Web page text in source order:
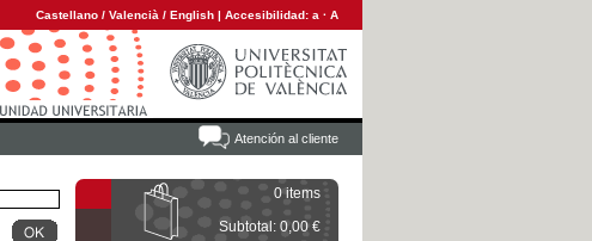
Castellano / Valencià / English | Accesibilidad: a · A
Atención al cliente
0 items
Subtotal: 0,00 €